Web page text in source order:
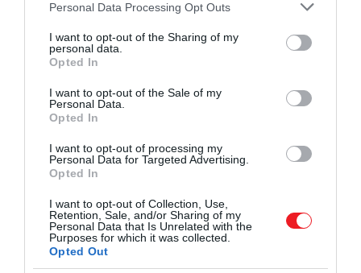
Please note that this website/app uses one or more Google
not limited to your visit or usage behaviour. You may click to
grant or deny consent to Google and its third-party tags to
use your data for below specified purposes in below Google
consent section.
Personal Data Processing Opt Outs
I want to opt-out of the Sharing of my
personal data.
Opted In
I want to opt-out of the Sale of my
Personal Data.
Opted In
I want to opt-out of processing my
Personal Data for Targeted Advertising.
Opted In
I want to opt-out of Collection, Use,
Retention, Sale, and/or Sharing of my
Personal Data that Is Unrelated with the
Purposes for which it was collected.
Opted Out
Trónok harca
egy sárkányokat felvonultató fantasy: a 2010-es
évek egyik legjelentősebb popkulturális terméke
modern társadalmaknak és emberi
kapcsolatainknak is görbe tükröt mutatnak, a
sorozat erkölcsi dilemmái pedig mind arról szóltak,
hogyan torzít el személyiségeket a hatalom.